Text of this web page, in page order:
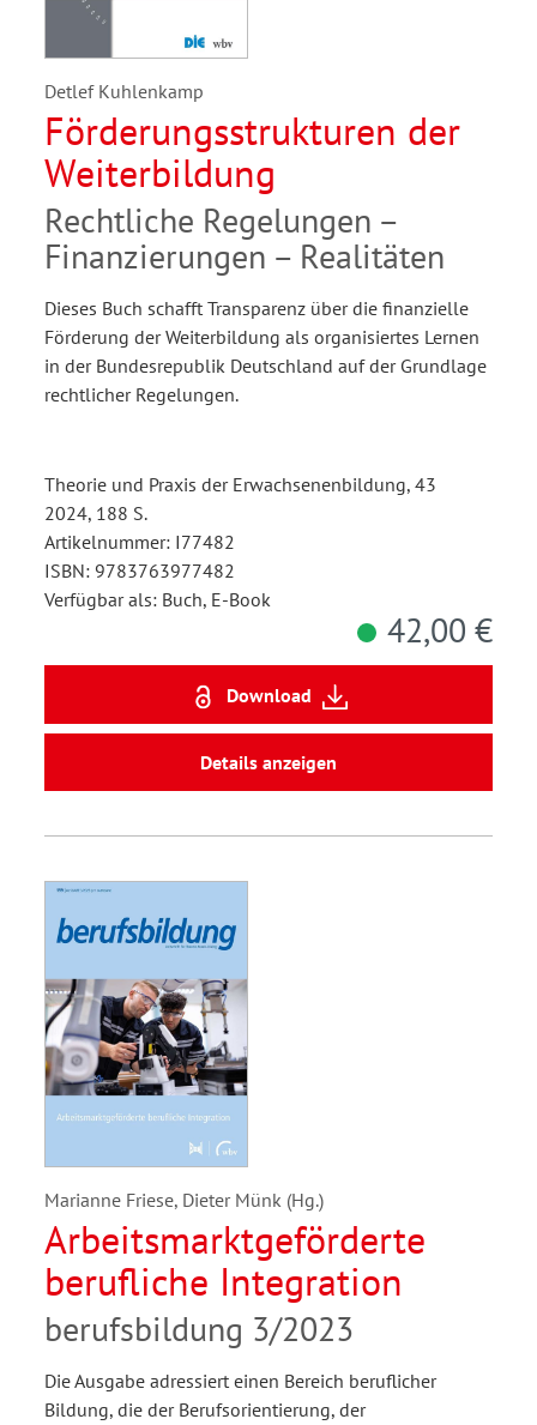
Detlef Kuhlenkamp
Förderungsstrukturen der
Weiterbildung
Rechtliche Regelungen –
Finanzierungen – Realitäten
Dieses Buch schafft Transparenz über die finanzielle
Förderung der Weiterbildung als organisiertes Lernen
in der Bundesrepublik Deutschland auf der Grundlage
rechtlicher Regelungen.
Theorie und Praxis der Erwachsenenbildung, 43
2024, 188 S.
Artikelnummer: I77482
ISBN: 9783763977482
Verfügbar als: Buch, E-Book
42,00 €
Download
Details anzeigen
Marianne Friese, Dieter Münk (Hg.)
Arbeitsmarktgeförderte
berufliche Integration
berufsbildung 3/2023
Die Ausgabe adressiert einen Bereich beruflicher
Bildung, die der Berufsorientierung, der